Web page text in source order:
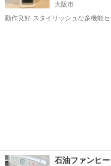
大阪市
動作良好 スタイリッシュな多機能
石油ファンヒ